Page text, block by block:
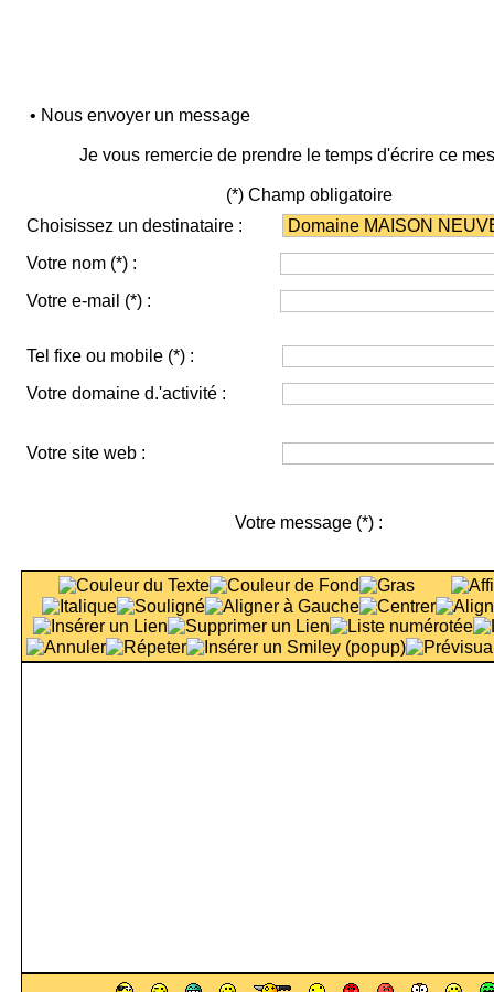
• Nous envoyer un message
Je vous remercie de prendre le temps d'écrire ce
(*) Champ obligatoire
Choisissez un destinataire :
Votre nom (*) :
Votre e-mail (*) :
Tel fixe ou mobile (*) :
Votre domaine d.'activité :
Votre site web :
Votre message (*) :